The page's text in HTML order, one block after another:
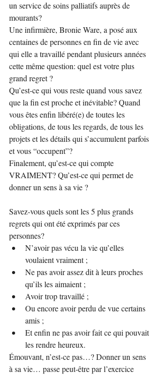
un service de soins palliatifs auprès de
mourants?
Une infirmière, Bronie Ware, a posé aux
centaines de personnes en fin de vie avec
qui elle a travaillé pendant plusieurs années
cette même question: quel est votre plus
grand regret ?
Qu’est-ce qui vous reste quand vous savez
que la fin est proche et inévitable? Quand
vous êtes enfin libéré(e) de toutes les
obligations, de tous les regards, de tous les
projets et les détails qui s’accumulent parfois
et vous “occupent”?
Finalement, qu’est-ce qui compte
VRAIMENT? Qu’est-ce qui permet de
donner un sens à sa vie ?
Savez-vous quels sont les 5 plus grands
regrets qui ont été exprimés par ces
personnes?
N’avoir pas vécu la vie qu’elles
voulaient vraiment ;
Ne pas avoir assez dit à leurs proches
qu’ils les aimaient ;
Avoir trop travaillé ;
Ou encore avoir perdu de vue certains
amis ;
Et enfin ne pas avoir fait ce qui pouvait
les rendre heureux.
Émouvant, n’est-ce pas…? Donner un sens
à sa vie… passe peut-être par l’exercice